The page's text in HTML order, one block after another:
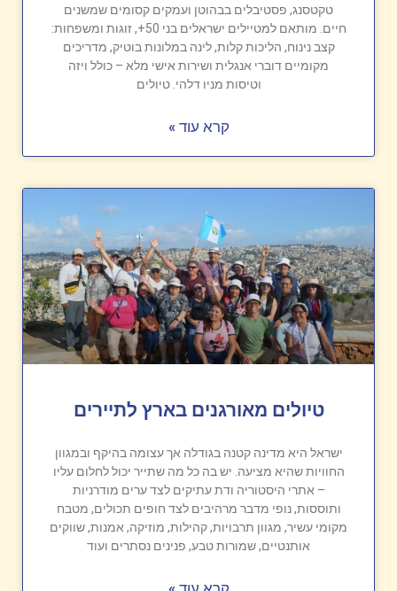
טקטסנג, פסטיבלים בבהוטן ועמקים קסומים שמשנים
חיים. מותאם למטיילים ישראלים בני 50+, זוגות ומשפחות:
קצב נינוח, הליכות קלות, לינה במלונות בוטיק, מדריכים
מקומיים דוברי אנגלית ושירות אישי מלא – כולל ויזה
וטיסות מניו דלהי. טיולים
קרא עוד »
טיולים מאורגנים בארץ לתיירים
ישראל היא מדינה קטנה בגודלה אך עצומה בהיקף ובמגוון
החוויות שהיא מציעה. יש בה כל מה שתייר יכול לחלום עליו
– אתרי היסטוריה ודת עתיקים לצד ערים מודרניות
ותוססות, נופי מדבר מרהיבים לצד חופים תכולים, מטבח
מקומי עשיר, מגוון תרבויות, קהילות, מוזיקה, אמנות, שווקים
אותנטיים, שמורות טבע, פנינים נסתרים ועוד